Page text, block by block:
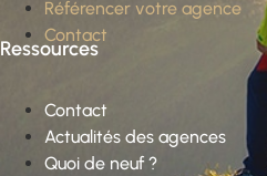
Référencer votre agence
Contact
Ressources
Contact
Actualités des agences
Quoi de neuf ?